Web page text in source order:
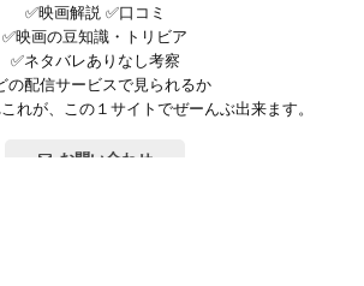
✅映画解説 ✅口コミ
✅映画の豆知識・トリビア
✅ネタバレありなし考察
の配信サービスで見られるか
れが、この１サイトでぜーんぶ出来ます。
お問い合わせ